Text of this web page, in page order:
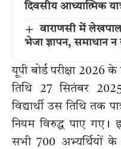
दिवसीय आध्यात्मिक
वाराणसी में
भेजा ज्ञापन, समाधान
यूपी बोर्ड परीक्षा 2026
तिथि 27 सितंबर
विद्यार्थी उस तिथि तक
नियम विरुद्ध पाए गए।
सभी 700 अभ्यर्थियों